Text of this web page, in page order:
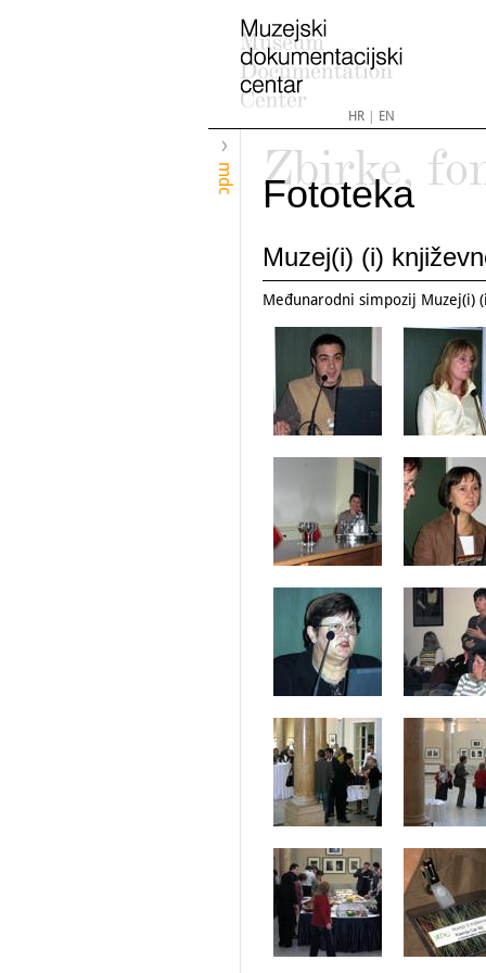
HR| EN
mdc
Zbirke,
Fototeka
Muzej(i) (i)
Međunarodni simpozij Muzej(i)